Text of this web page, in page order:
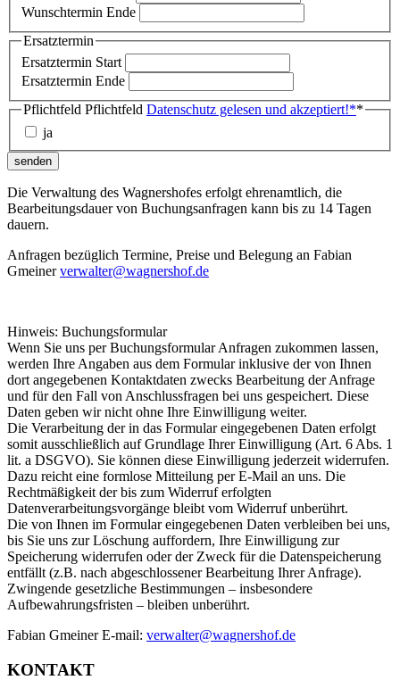
Wunschtermin Ende
Ersatztermin
Ersatztermin Start
Ersatztermin Ende
Pflichtfeld Pflichtfeld Datenschutz gelesen und akzeptiert!**
ja
senden
Die Verwaltung des Wagnershofes erfolgt ehrenamtlich, die
Bearbeitungsdauer von Buchungsanfragen kann bis zu 14 Tagen
dauern.
Anfragen bezüglich Termine, Preise und Belegung an Fabian
Gmeinerverwalter@wagnershof.de
Hinweis: Buchungsformular
Wenn Sie uns per Buchungsformular Anfragen zukommen lassen,
werden Ihre Angaben aus dem Formular inklusive der von Ihnen
dort angegebenen Kontaktdaten zwecks Bearbeitung der Anfrage
und für den Fall von Anschlussfragen bei uns gespeichert. Diese
Daten geben wir nicht ohne Ihre Einwilligung weiter.
Die Verarbeitung der in das Formular eingegebenen Daten erfolgt
somit ausschließlich auf Grundlage Ihrer Einwilligung (Art. 6 Abs. 1
lit. a DSGVO). Sie können diese Einwilligung jederzeit widerrufen.
Dazu reicht eine formlose Mitteilung per E-Mail an uns. Die
Rechtmäßigkeit der bis zum Widerruf erfolgten
Datenverarbeitungsvorgänge bleibt vom Widerruf unberührt.
Die von Ihnen im Formular eingegebenen Daten verbleiben bei uns,
bis Sie uns zur Löschung auffordern, Ihre Einwilligung zur
Speicherung widerrufen oder der Zweck für die Datenspeicherung
entfällt (z.B. nach abgeschlossener Bearbeitung Ihrer Anfrage).
Zwingende gesetzliche Bestimmungen – insbesondere
Aufbewahrungsfristen – bleiben unberührt.
Fabian Gmeiner E-mail: verwalter@wagnershof.de
KONTAKT